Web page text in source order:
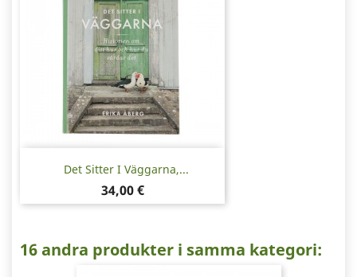
Det Sitter I Väggarna,...
Pris
34,00 €
16 andra produkter i samma kategori: